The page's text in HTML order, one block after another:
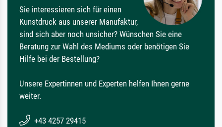
Sie interessieren sich für einen
Kunstdruck aus unserer Manufaktur,
sind sich aber noch unsicher? Wünschen Sie eine
Beratung zur Wahl des Mediums oder benötigen Sie
Hilfe bei der Bestellung?
Unsere Expertinnen und Experten helfen Ihnen gerne
weiter.
+43 4257 29415